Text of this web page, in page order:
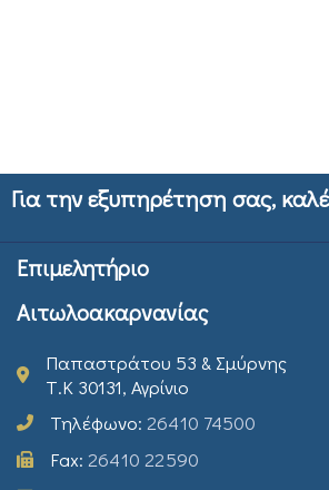
Για την εξυπηρέτηση σας,
Επιμελητήριο
Αιτωλοακαρνανίας
Παπαστράτου 53 & Σμύρνης
Τ.Κ 30131, Αγρίνιο
Τηλέφωνο: 26410 74500
Fax: 26410 22590